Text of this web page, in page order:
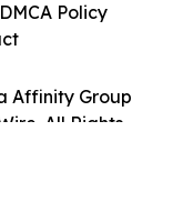
Affinity Group
All Rights
Policy